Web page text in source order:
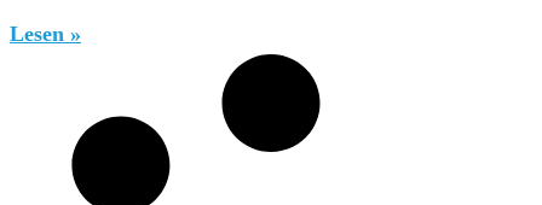
Lesen »